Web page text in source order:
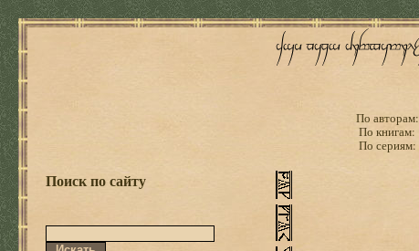
По авторам:
По книгам:
По сериям:
Поиск по сайту